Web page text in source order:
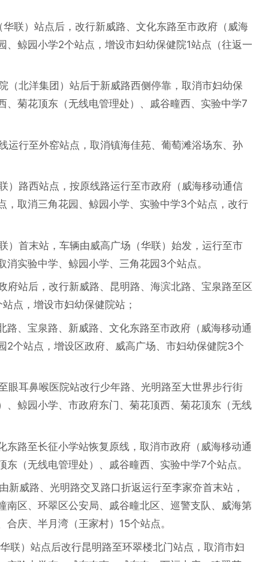
联）站点后，改行新威路、文化东路至市政府（威海
鲸园小学2个站点，增设市妇幼保健院1站点（往返一
（北洋集团）站后于新威路西侧停靠，取消市妇幼保
菊花顶东（无线电管理处）、戚谷疃西、实验中学7
运行至外窑站点，取消镇海佳苑、葡萄滩浴场东、孙
）路西站点，按原线路运行至市政府（威海移动通信
取消三角花园、鲸园小学、实验中学3个站点，改行
）首末站，车辆由威高广场（华联）始发，运行至市
实验中学、鲸园小学、三角花园3个站点。
府站后，改行新威路、昆明路、海滨北路、宝泉路至区
点，增设市妇幼保健院站；
、宝泉路、新威路、文化东路至市政府（威海移动通
个站点，增设区政府、威高广场、市妇幼保健院3个
眼耳鼻喉医院站改行少年路、光明路至大世界步行街
鲸园小学、市政府东门、菊花顶西、菊花顶东（无线
路至长征小学站恢复原线，取消市政府（威海移动通
（无线电管理处）、戚谷疃西、实验中学7个站点。
威路、光明路交叉路口折返运行至李家夼首末站，
区、环翠区公安局、戚谷疃北区、巡警支队、威海第
庆、半月湾（王家村）15个站点。
联）站点后改行昆明路至环翠楼北门站点，取消市妇